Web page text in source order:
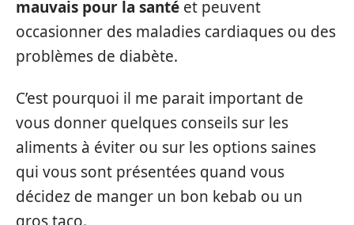
mauvais pour la santé et peuvent
occasionner des maladies cardiaques ou des
problèmes de diabète.
C’est pourquoi il me parait important de
vous donner quelques conseils sur les
aliments à éviter ou sur les options saines
qui vous sont présentées quand vous
décidez de manger un bon kebab ou un